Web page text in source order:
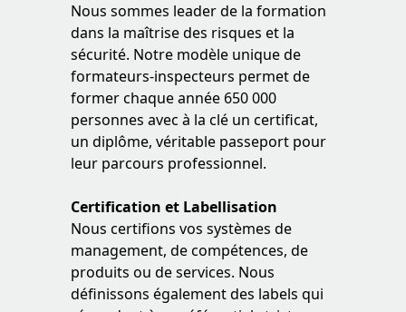
Nous sommes leader de la formation
dans la maîtrise des risques et la
sécurité. Notre modèle unique de
formateurs-inspecteurs permet de
former chaque année 650 000
personnes avec à la clé un certificat,
un diplôme, véritable passeport pour
leur parcours professionnel.
Certification et Labellisation
Nous certifions vos systèmes de
management, de compétences, de
produits ou de services. Nous
définissons également des labels qui